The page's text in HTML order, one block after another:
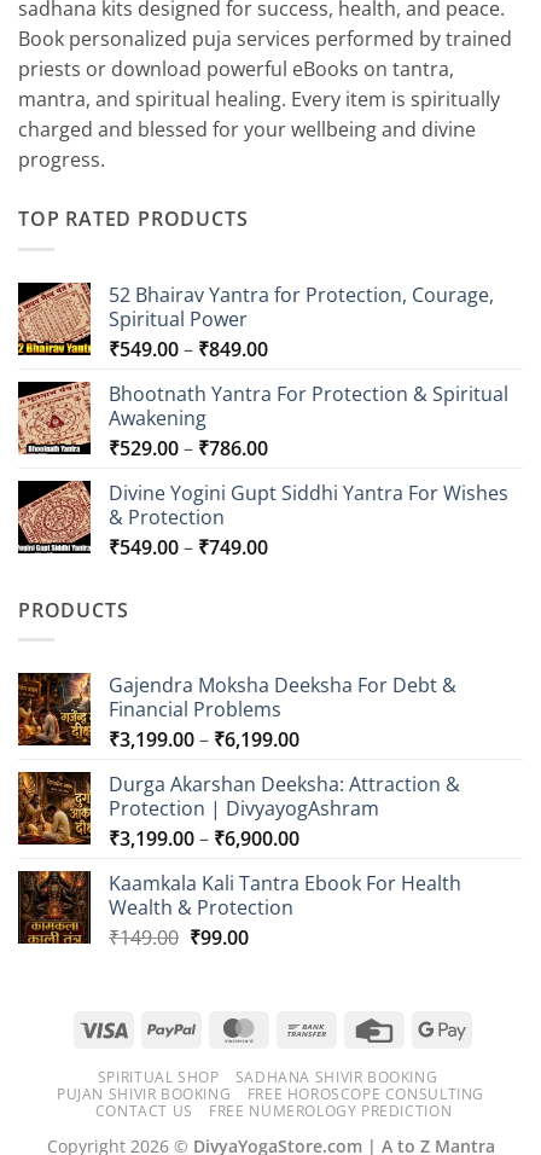
sadhana kits designed for success, health, and peace.
Book personalized puja services performed by trained
priests or download powerful eBooks on tantra,
mantra, and spiritual healing. Every item is spiritually
charged and blessed for your wellbeing and divine
progress.
TOP RATED PRODUCTS
52 Bhairav Yantra for Protection, Courage,
Spiritual Power
₹549.00– ₹849.00Price
₹549.00
₹849.00
Bhootnath Yantra For Protection & Spiritual
Awakening
₹529.00– ₹786.00Price
₹529.00
₹786.00
Divine Yogini Gupt Siddhi Yantra For Wishes
& Protection
₹549.00– ₹749.00Price
PRODUCTS
Gajendra Moksha Deeksha For Debt &
Financial Problems
₹3,199.00– ₹6,199.00Price
₹3,199.00
through
₹6,199.00
Durga Akarshan Deeksha: Attraction &
Protection | DivyayogAshram
₹3,199.00– ₹6,900.00Price
₹3,199.00
Kaamkala Kali Tantra Ebook For Health
Wealth & Protection
₹149.00 Original
₹149.00.
₹99.00Current
₹99.00.
Visa PayPal MasterCardBank
Credit
Google
SPIRITUAL SHOP
SADHANA SHIVIR BOOKING
PUJAN SHIVIR BOOKING
FREE HOROSCOPE CONSULTING
CONTACT US
FREE NUMEROLOGY PREDICTION
Copyright 2026 © DivyaYogaStore.com | A to Z Mantra